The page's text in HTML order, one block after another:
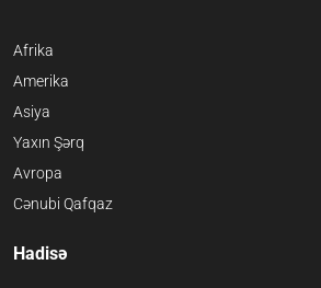
Afrika
Amerika
Asiya
Yaxın Şərq
Avropa
Cənubi Qafqaz
Hadisə